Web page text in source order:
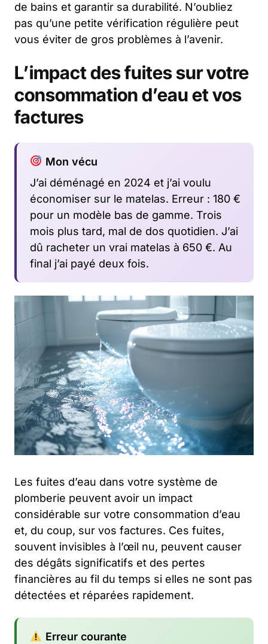
de bains et garantir sa durabilité. N’oubliez
pas qu’une petite vérification régulière peut
vous éviter de gros problèmes à l’avenir.
L’impact des fuites sur votre
consommation d’eau et vos
factures
Mon vécu
J’ai déménagé en 2024 et j’ai voulu
économiser sur le matelas. Erreur : 180 €
pour un modèle bas de gamme. Trois
mois plus tard, mal de dos quotidien. J’ai
dû racheter un vrai matelas à 650 €. Au
final j’ai payé deux fois.
Les fuites d’eau dans votre système de
plomberie peuvent avoir un impact
considérable sur votre consommation d’eau
et, du coup, sur vos factures. Ces fuites,
souvent invisibles à l’œil nu, peuvent causer
des dégâts significatifs et des pertes
financières au fil du temps si elles ne sont pas
détectées et réparées rapidement.
Erreur courante